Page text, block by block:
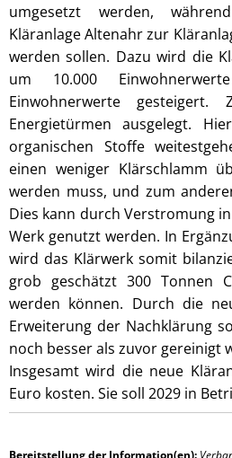
umgesetzt werden,
Kläranlage Altenahr zur
werden sollen. Dazu wird die
um 10.000
Einwohnerwerte
Energietürmen ausgelegt.
organischen Stoffe
einen weniger Klärschlamm
werden muss, und zum
Dies kann durch Verstromung
Werk genutzt werden. In
wird das Klärwerk somit
grob geschätzt 300 Tonnen
werden können. Durch die
Erweiterung der Nachklärung
noch besser als zuvor gereinigt
Insgesamt wird die neue
Euro kosten. Sie soll 2029 in
Bereitstellung der Information(en):